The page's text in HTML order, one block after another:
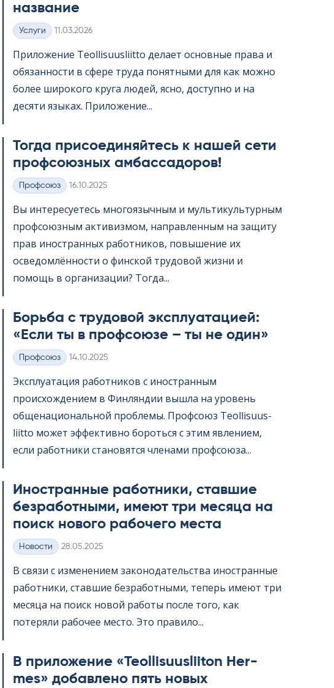
название
Категории
Услуги Kirjoitettu
11.03.2026
Приложение Teol­li­suus­liitto делает основные права и
обязанности в сфере труда понятными для как можно
более широкого круга людей, ясно, доступно и на
десяти языках. Приложение...
Тогда присоединяйтесь к нашей сети
профсоюзных амбассадоров!
Категории
Профсоюз Kirjoitettu
16.10.2025
Вы интересуетесь многоязычным и мультикультурным
профсоюзным активизмом, направленным на защиту
прав иностранных работников, повышение их
осведомлённости о финской трудовой жизни и
помощь в организации? Тогда...
Борьба с трудовой эксплуатацией:
«Если ты в профсоюзе – ты не один»
Категории
Профсоюз Kirjoitettu
14.10.2025
Эксплуатация работников с иностранным
происхождением в Финляндии вышла на уровень
общенациональной проблемы. Профсоюз Teol­li­suus­
liitto может эффективно бороться с этим явлением,
если работники становятся членами профсоюза...
Иностранные работники, ставшие
безработными, имеют три месяца на
поиск нового рабочего места
Категории
Hовости Kirjoitettu
28.05.2025
В связи с изменением законодательства иностранные
работники, ставшие безработными, теперь имеют три
месяца на поиск новой работы после того, как
потеряли рабочее место. Это правило...
В приложение «Teol­li­suus­lii­ton Her­
mes» добавлено пять новых